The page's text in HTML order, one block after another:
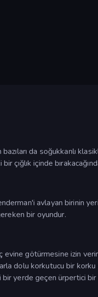
da soğukkanlı
çığlık içinde
avlayan birinin
bir oyundur.
evine götürmesine izin
dolu korkutucu bir
bir yerde geçen ürpertici bir